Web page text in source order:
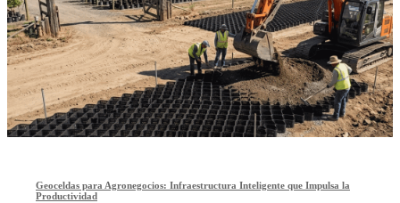
Geoceldas para Agronegocios: Infraestructura Inteligente que Impulsa la
Productividad